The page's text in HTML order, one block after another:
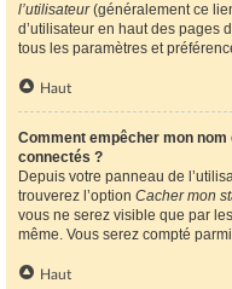
l’utilisateur(généralement ce
d’utilisateur en haut des pages
tous les paramètres et
Haut
Comment empêcher mon
connectés ?
Depuis votre panneau de
trouverez l’option Cacher mon
vous ne serez visible que par
même. Vous serez compté
Haut